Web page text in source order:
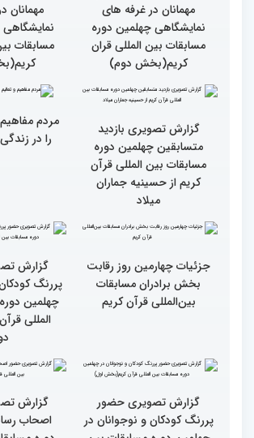
گزارش تصویری سومین روز
رقابت بخش بانوان چهلمین
دوره مسابقات بین المللی
قرآن کریم (بخش دوم)
گزارش
رقابت بخش
دوره
گزارش تصویری حضور
مهمانان در غرفه های
نمایشگاهی چهلمین دوره
مسابقات بین المللی قران
کریم(بخش دوم)
مسابقات
گزارش تصویری بازدید
کریم از حسینیه جماران
میلاد
مردم
را در